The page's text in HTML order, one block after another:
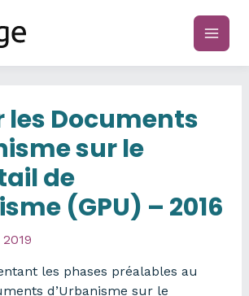
main
les Documents
sur le
de
(GPU) – 2016
les phases préalables au
d’Urbanisme sur le